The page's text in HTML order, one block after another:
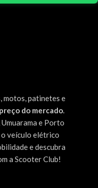
motos, patinetes e
do mercado.
e Porto
o veículo elétrico
e descubra
a Scooter Club!